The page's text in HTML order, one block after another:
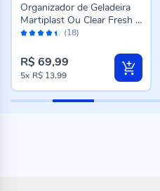
Avaliação: (18)
Organizador de Geladeira
Martiplast Ou Clear Fresh 5
Litros - Transparente
R$ 69,99
5x R$ 13,99